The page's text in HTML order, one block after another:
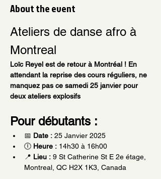
About the event
Ateliers de danse afro à
Montreal
Loïc Reyel est de retour à Montréal ! En
attendant la reprise des cours réguliers, ne
manquez pas ce samedi 25 janvier pour
deux ateliers explosifs
Pour débutants :
📅 Date : 25 Janvier 2025
🕕 Heure : 14h30 à 16h00
📍 Lieu : 9 St Catherine St E 2e étage,
Montreal, QC H2X 1K3, Canada